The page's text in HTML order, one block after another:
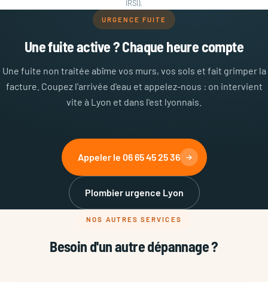
IRSI).
URGENCE FUITE
Une fuite active ? Chaque heure compte
Une fuite non traitée abîme vos murs, vos sols et fait grimper la
facture. Coupez l'arrivée d'eau et appelez-nous : on intervient
vite à Lyon et dans l'est lyonnais.
Appeler le 06 65 45 25 36
Plombier urgence Lyon
NOS AUTRES SERVICES
Besoin d'un autre dépannage ?